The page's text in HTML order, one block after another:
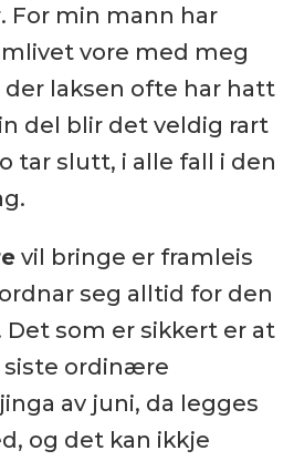
For min mann har
vore med meg
der laksen ofte har hatt
del blir det veldig rart
tar slutt, i alle fall i den
vil bringe er framleis
seg alltid for den
Det som er sikkert er at
ordinære
av juni, da legges
og det kan ikkje